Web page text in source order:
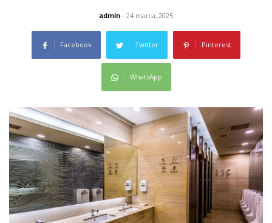
admin - 24 marca, 2025
Facebook Twitter Pinterest
WhatsApp